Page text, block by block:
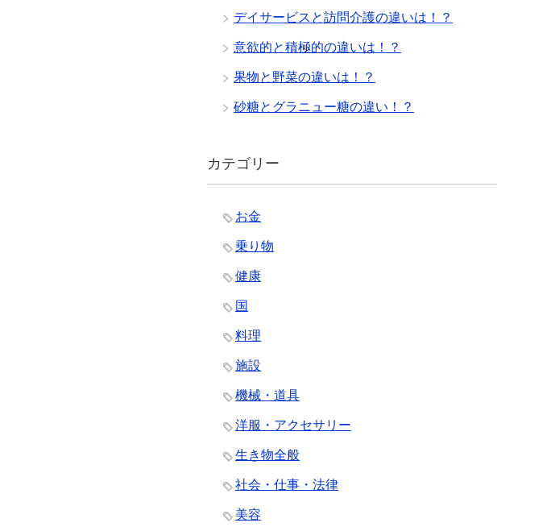
デイサービスと訪問介護の違いは！？
意欲的と積極的の違いは！？
果物と野菜の違いは！？
砂糖とグラニュー糖の違い！？
カテゴリー
お金
乗り物
健康
国
料理
施設
機械・道具
洋服・アクセサリー
生き物全般
社会・仕事・法律
美容